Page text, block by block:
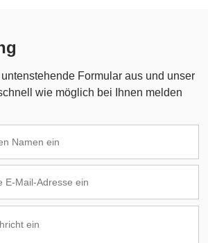
Formular aus und unser
wie möglich bei Ihnen melden